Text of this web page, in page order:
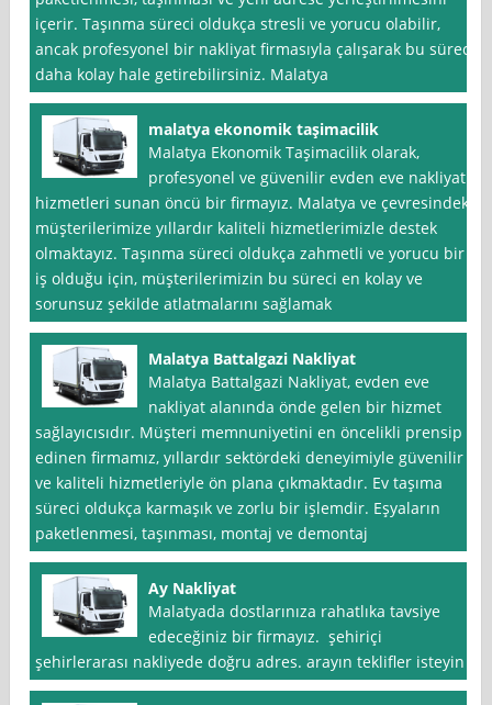
içerir. Taşınma süreci oldukça stresli ve yorucu olabilir,
ancak profesyonel bir nakliyat firmasıyla çalışarak bu süreci
daha kolay hale getirebilirsiniz. Malatya
malatya ekonomik taşimacilik
Malatya Ekonomik Taşimacilik olarak,
profesyonel ve güvenilir evden eve nakliyat
hizmetleri sunan öncü bir firmayız. Malatya ve çevresindeki
müşterilerimize yıllardır kaliteli hizmetlerimizle destek
olmaktayız. Taşınma süreci oldukça zahmetli ve yorucu bir
iş olduğu için, müşterilerimizin bu süreci en kolay ve
sorunsuz şekilde atlatmalarını sağlamak
Malatya Battalgazi Nakliyat
Malatya Battalgazi Nakliyat, evden eve
nakliyat alanında önde gelen bir hizmet
sağlayıcısıdır. Müşteri memnuniyetini en öncelikli prensip
edinen firmamız, yıllardır sektördeki deneyimiyle güvenilir
ve kaliteli hizmetleriyle ön plana çıkmaktadır. Ev taşıma
süreci oldukça karmaşık ve zorlu bir işlemdir. Eşyaların
paketlenmesi, taşınması, montaj ve demontaj
Ay Nakliyat
Malatyada dostlarınıza rahatlıka tavsiye
edeceğiniz bir firmayız. şehiriçi
şehirlerarası nakliyede doğru adres. arayın teklifler isteyin